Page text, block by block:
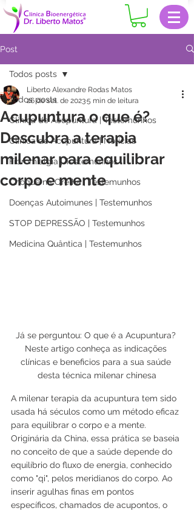
Post
Todos posts
Clinica de Acupuntura | Testemunhos
Clinica de Acupuntura | Notícias
Fibromialgia | Testemunhos
Choque na Orelha | Testemunhos
Doenças Autoimunes | Testemunhos
STOP DEPRESSÃO | Testemunhos
Medicina Quântica | Testemunhos
Todos posts
Acupuntura o que é?
Descubra a terapia
milenar para equilibrar
corpo e mente
Liberto Alexandre Rodas Matos
26 de set. de 20235 min de leitura
Já se perguntou: O que é a Acupuntura?
Neste artigo conheça as indicações
clínicas e beneficios para a sua saúde
desta técnica milenar chinesa
A milenar terapia da acupuntura tem sido
usada há séculos como um método eficaz
para equilibrar o corpo e a mente.
Originária da China, essa prática se baseia
no conceito de que a saúde depende do
equilíbrio do fluxo de energia, conhecido
como "qi", pelos meridianos do corpo. Ao
inserir agulhas finas em pontos
específicos, chamados de acupontos, o